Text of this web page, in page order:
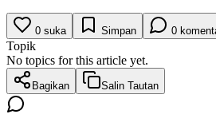
0 suka Simpan 0
Topik
No topics for this article yet.
Bagikan Salin Tautan